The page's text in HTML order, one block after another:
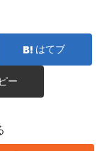
はてブ
ー